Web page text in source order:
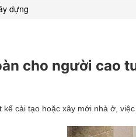
dựng
cho người cao
kế cải tạo hoặc xây mới nhà ở,